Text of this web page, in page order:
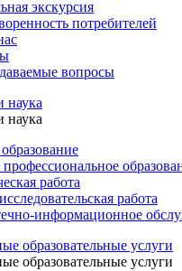
экскурсия
потребителей
вопросы
наука
наука
работа
работа
информационное
образовательные услуги
образовательные услуги